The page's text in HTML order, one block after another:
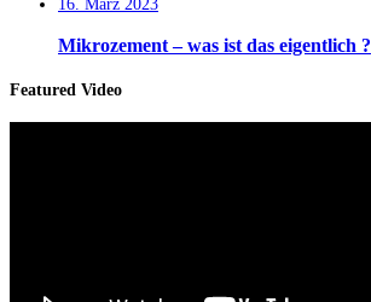
16. März 2023
Mikrozement – was ist das eigentlich ?
Featured Video